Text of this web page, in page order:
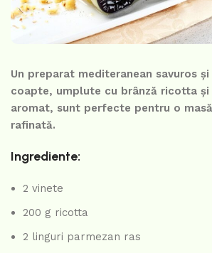
Un preparat mediteranean savuros
coapte, umplute cu brânză ricotta
aromat, sunt perfecte pentru o
rafinată.
Ingrediente:
2 vinete
200 g ricotta
2 linguri parmezan ras